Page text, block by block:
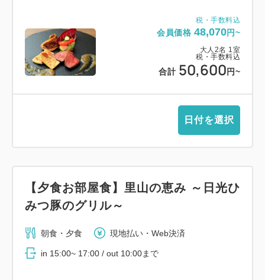
税・手数料込
会員価格 48,070円~
大人 2名 1 室
税・手数料込
合計 50,600 円~
日付を選択
【夕食お部屋食】里山の恵み ～日光ひ
みつ豚のグリル～
朝食・夕食 現地払い・Web決済
in 15:00~ 17:00 / out 10:00まで